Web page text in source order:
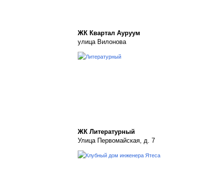
ЖК Квартал Ауруум
улица Вилонова
ЖК Литературный
Улица Первомайская, д. 7